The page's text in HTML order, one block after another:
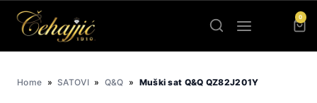
0
Home » SATOVI » Q&Q » Muški sat Q&Q QZ82J201Y